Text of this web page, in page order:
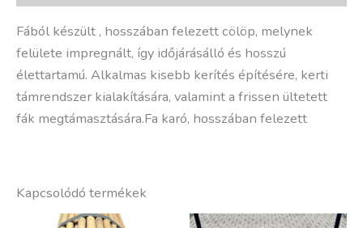
Fából készült , hosszában felezett cölöp, melynek
felülete impregnált, így időjárásálló és hosszú
élettartamú. Alkalmas kisebb kerítés építésére, kerti
támrendszer kialakítására, valamint a frissen ültetett
fák megtámasztására.Fa karó, hosszában felezett
Kapcsolódó termékek